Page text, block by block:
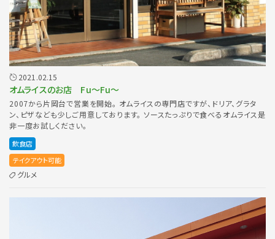
2021.02.15
オムライスのお店 Fu〜Fu〜
2007から片岡台で営業を開始。 オムライスの専門店ですが、ドリア、グラタ
ン、ピザなども少しご用意しております。 ソースたっぷりで食べるオムライス是
非一度お試しください。
飲食店
テイクアウト可能
グルメ